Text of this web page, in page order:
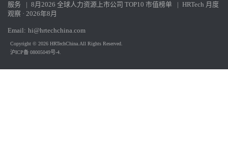
服务
| 8月2026 全球人力资源上市公司 TOP10 市值榜单 | HRTech 月度
观察 · 2026年8月
Email: hi@hrtechchina.com
Copyright © 2026 HRTechChina.All Rights Reserved.
沪ICP备 08005049号-4.